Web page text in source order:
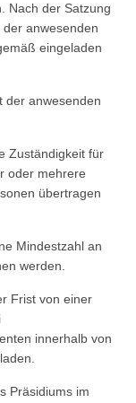
Nach der Satzung
anwesenden
eingeladen
der anwesenden
Zuständigkeit für
oder mehrere
übertragen
Mindestzahl an
werden.
Frist von einer
innerhalb von
Präsidiums im